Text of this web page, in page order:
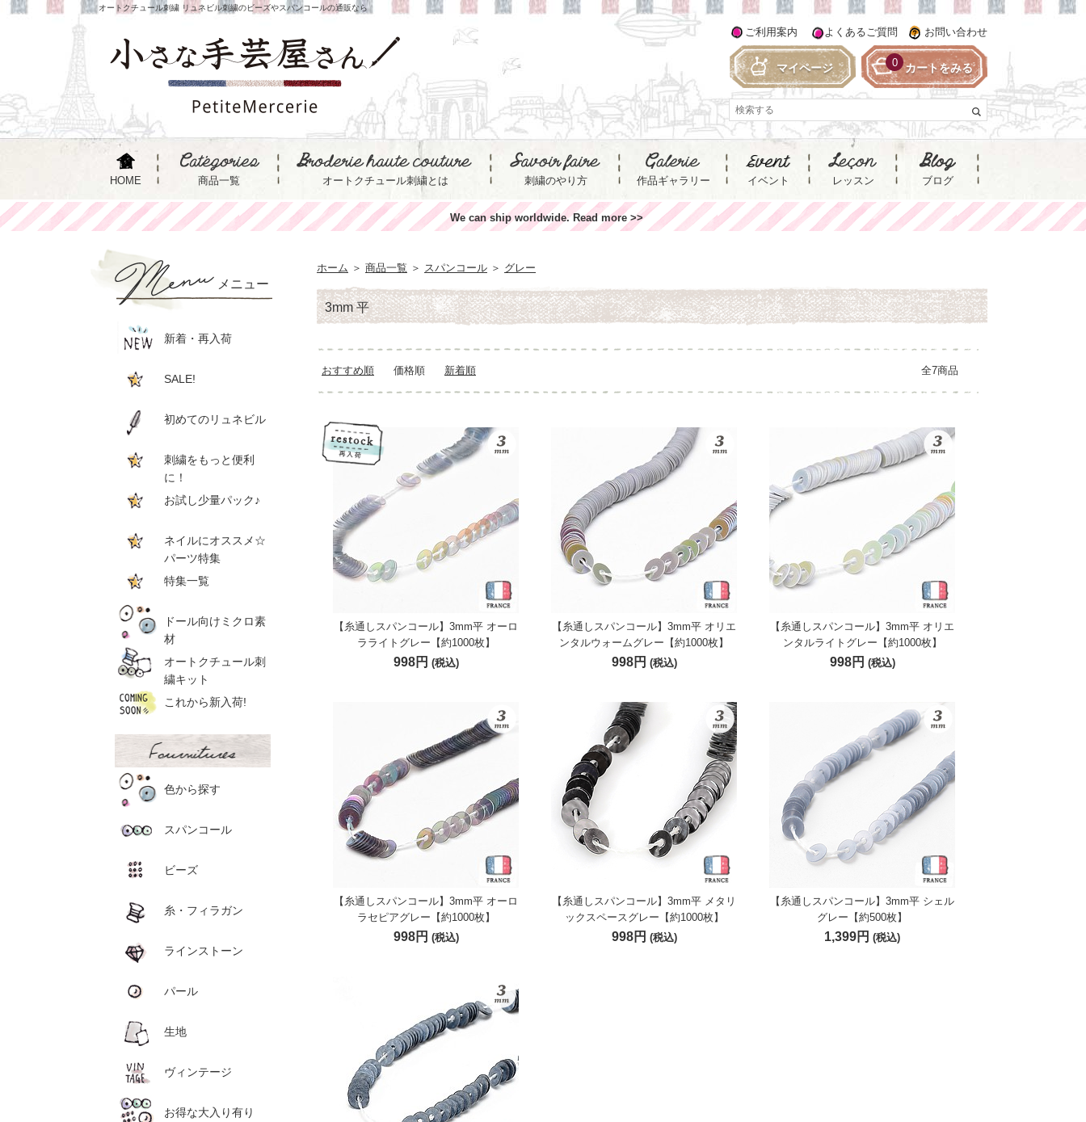
オートクチュール刺繍 リュネビル刺繍のビーズやスパンコールの通販なら
HOME 商品一覧 オートクチュール刺繍とは 刺繍のやり方 作品ギャラリー イベント レッスン ブログ
ご利用案内 よくあるご質問 お問い合わせ
マイページ カートをみる
0
We can ship worldwide. Read more >>
ホーム ＞ 商品一覧 ＞ スパンコール ＞ グレー
3mm 平
全7商品
おすすめ順 価格順 新着順
【糸通しスパンコール】3mm平 オーロ
ラライトグレー【約1000枚】
998円 (税込)
【糸通しスパンコール】3mm平 オリエ
ンタルウォームグレー【約1000枚】
998円 (税込)
【糸通しスパンコール】3mm平 オリエ
ンタルライトグレー【約1000枚】
998円 (税込)
【糸通しスパンコール】3mm平 オーロ
ラセピアグレー【約1000枚】
998円 (税込)
【糸通しスパンコール】3mm平 メタリ
ックスペースグレー【約1000枚】
998円 (税込)
【糸通しスパンコール】3mm平 シェル
グレー【約500枚】
1,399円 (税込)
メニュー
新着・再入荷
SALE!
初めてのリュネビル
刺繍をもっと便利
に！
お試し少量パック♪
ネイルにオススメ☆
パーツ特集
特集一覧
ドール向けミクロ素
材
オートクチュール刺
繍キット
これから新入荷!
色から探す
スパンコール
ビーズ
糸・フィラガン
ラインストーン
パール
生地
ヴィンテージ
お得な大入り有り